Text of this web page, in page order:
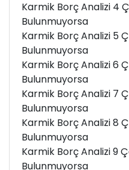
Karmik Borç Analizi 4
Bulunmuyorsa
Karmik Borç Analizi 5
Bulunmuyorsa
Karmik Borç Analizi 6
Bulunmuyorsa
Karmik Borç Analizi 7
Bulunmuyorsa
Karmik Borç Analizi 8
Bulunmuyorsa
Karmik Borç Analizi 9
Bulunmuyorsa